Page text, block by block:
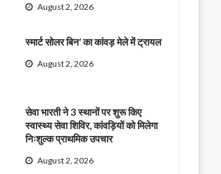
August 2, 2026
स्मार्ट सोलर बिन’ का कांवड़ मेले में ट्रायल
August 2, 2026
सेवा भारती ने 3 स्थानों पर शुरू किए
स्वास्थ्य सेवा शिविर, कांवड़ियों को मिलेगा
निःशुल्क प्राथमिक उपचार
August 2, 2026